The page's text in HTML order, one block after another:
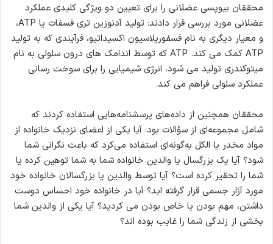
محققان بیوپسی عضلانی را برای تعیین دو ویژگی کلیدی عملکرد
عضلانی مورد بررسی قرار دادند: تولید آدنوزین تری فسفات یا ATP،
و معیار دیگری به نام فسفوریلاسیون اکسیداتیو، فرآیندی که به تولید
ATP کمک می کند. ATP که توسط اندامک های درون سلولی به نام
میتوکندری تولید می شود، انرژی شیمیایی را برای سوخت رسانی
عملکرد سلولی فراهم می کند.
محققان همچنین از داده‌های پرسشنامه‌هایی استفاده کردند که
شامل مجموعه‌ای از سؤالات بود: آیا یکی از اعضای نزدیک خانواده از
مواد مخدر یا الکل به‌گونه‌ای استفاده می‌کرد که باعث نگرانی شما
شود؟ آیا یک بزرگسال یا والدین خانواده شما به شما توهین کرده یا
شما را تحقیر کرده است؟ آیا توسط والدین یا بزرگسالان خانواده خود
مورد آزار جسمی قرار گرفته اید؟ آیا در خانواده خود احساس دوست
داشتن، مهم بودن یا خاص بودن می کردید؟ آیا یکی از والدین شما
بخشی از زندگی شما را غایب بوده اند؟